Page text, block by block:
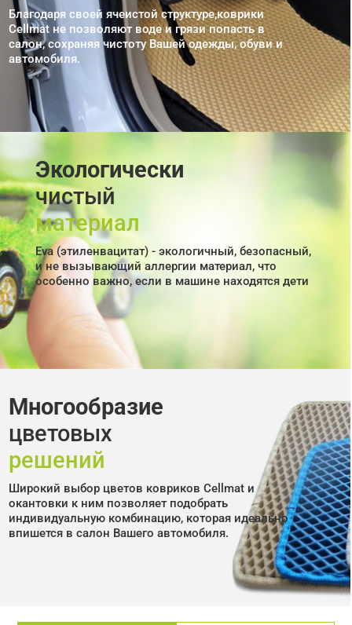
Благодаря своей ячеистой структуре,коврики
Cellmat не позволяют воде и грязи попасть в
салон, сохраняя чистоту Вашей одежды, обуви и
автомобиля.
Экологически
чистый
материал
Eva (этиленвацитат) - экологичный, безопасный,
и не вызывающий аллергии материал, что
особенно важно, если в машине находятся дети
Многообразие
цветовых
решений
Широкий выбор цветов ковриков Cellmat и
окантовки к ним позволяет подобрать
индивидуальную комбинацию, которая идеально
впишется в салон Вашего автомобиля.